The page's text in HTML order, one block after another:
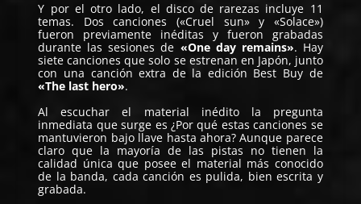
Y por el otro lado, el disco de rarezas incluye 11
temas. Dos canciones («Cruel sun» y «Solace»)
fueron previamente inéditas y fueron grabadas
durante las sesiones de «One day remains». Hay
siete canciones que solo se estrenan en Japón, junto
con una canción extra de la edición Best Buy de
«The last hero».
Al escuchar el material inédito la pregunta
inmediata que surge es ¿Por qué estas canciones se
mantuvieron bajo llave hasta ahora? Aunque parece
claro que la mayoría de las pistas no tienen la
calidad única que posee el material más conocido
de la banda, cada canción es pulida, bien escrita y
grabada.